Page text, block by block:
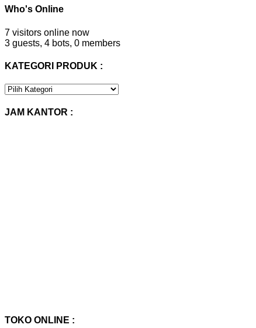
Who's Online
7 visitors online now
3 guests, 4 bots, 0 members
KATEGORI PRODUK :
KATEGORI
JAM KANTOR :
TOKO ONLINE :